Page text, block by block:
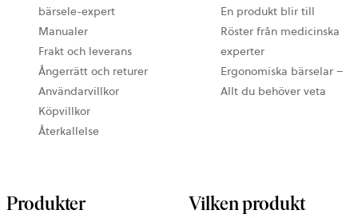
bärsele-expert
Manualer
Frakt och leverans
Ångerrätt och returer
Användarvillkor
Köpvillkor
Återkallelse
En produkt blir till
Röster från medicinska
experter
Ergonomiska bärselar –
Allt du behöver veta
Produkter
Vilken produkt